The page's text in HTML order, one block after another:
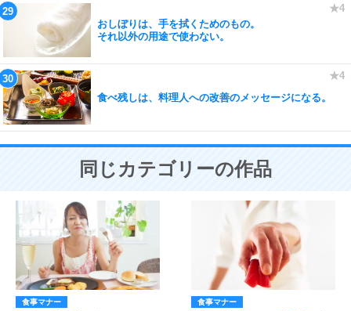
おしぼりは、手を拭くためのもの。
それ以外の用途で使わない。
食べ残しは、料理人への改善のメッセージになる。
同じカテゴリーの作品
食事マナー 食事マナー